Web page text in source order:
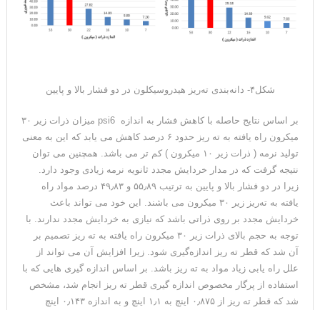
شکل۴- دانه‌بندی ته‌ریز هیدروسیکلون در دو فشار بالا و پایین
بر اساس نتایج حاصله با کاهش فشار به اندازه psi6 میزان ذرات زیر ۳۰
میکرون راه یافته به ته ریز حدود ۶ درصد کاهش می یابد که این به معنی
تولید نرمه ( ذرات زیر ۱۰ میکرون ) کم تر می باشد. همچنین می توان
نتیجه گرفت که در مدار خردایش مجدد ثانویه نرمه زیادی وجود دارد.
زیرا در دو فشار بالا و پایین به ترتیب ۵۵٫۸۹ و ۴۹٫۸۳ درصد مواد راه
یافته به ته‌ریز زیر ۳۰ میکرون می باشند. این خود می تواند باعث
خردایش مجدد بر روی ذراتی باشد که نیازی به خردایش مجدد ندارند. با
توجه به حجم بالای ذرات زیر ۳۰ میکرون راه یافته به ته ریز تصمیم بر
آن شد که قطر ته ریز اندازه‌گیری شود. زیرا افزایش آن می تواند از
علل راه یابی زیاد مواد به ته ریز باشد. بر اساس اندازه گیری هایی که با
استفاده از پرگار مخصوص اندازه گیری قطر ته ریز انجام شد، مشخص
شد که قطر ته ریز از ۰٫۸۷۵ اینچ به ۱٫۱ اینچ و به اندازه ۰٫۱۴۳ اینچ